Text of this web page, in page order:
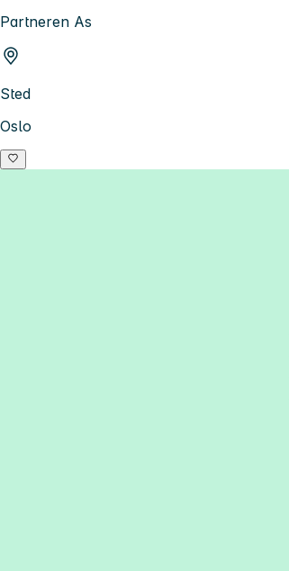
Partneren As
Sted
Oslo